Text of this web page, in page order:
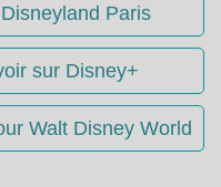
Paris
sur Disney+
Walt Disney World